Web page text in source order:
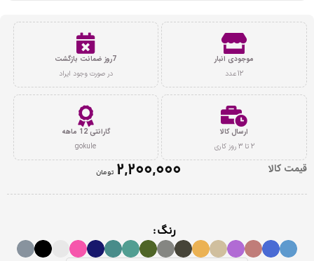
موجودی انبار
12عدد
7روز ضمانت بازگشت
در صورت وجود ایراد
ارسال کالا
2 تا 3 روز کاری
گارانتی 12 ماهه
gokule
قیمت کالا 2,200,000 تومان
رنگ